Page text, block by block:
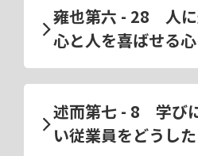
雍也第六 - 28 人
心と人を喜ばせる
述而第七 - 8 学び
い従業員をどうし